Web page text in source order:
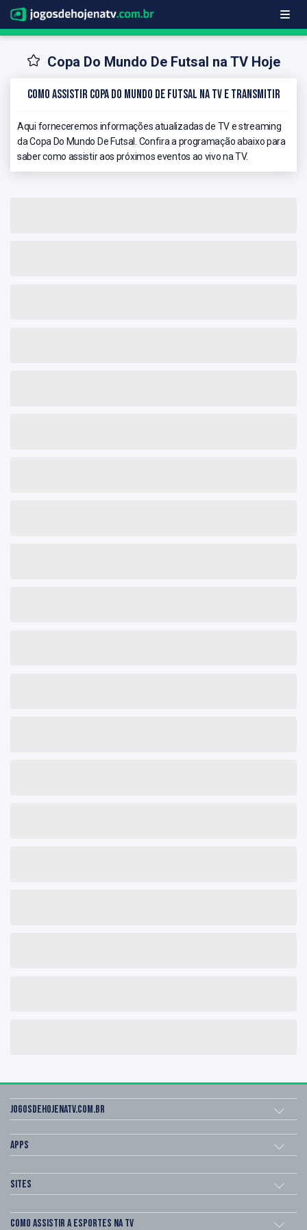
Copa Do Mundo De Futsal na TV Hoje
Como Assistir Copa Do Mundo De Futsal na TV e Transmitir
Aqui forneceremos informações atualizadas de TV e streaming
da Copa Do Mundo De Futsal. Confira a programação abaixo para
saber como assistir aos próximos eventos ao vivo na TV.
Jogosdehojenatv.com.br
Apps
Sites
Como assistir a esportes na TV